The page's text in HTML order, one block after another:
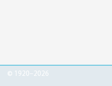
© 1920–2026